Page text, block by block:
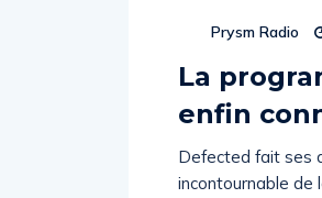
Prysm Radio
La
enfin
Defected fait ses
incontournable de